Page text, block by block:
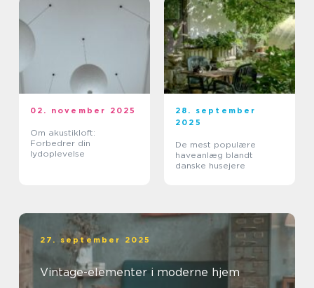
02. november 2025
Om akustikloft:
Forbedrer din
lydoplevelse
28. september
2025
De mest populære
haveanlæg blandt
danske husejere
27. september 2025
Vintage-elementer i moderne hjem